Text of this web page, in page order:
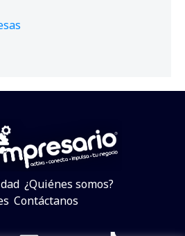
¿Quiénes somos?
Contáctanos